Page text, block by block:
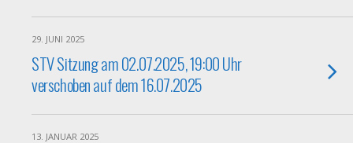
29. JUNI 2025
STV Sitzung am 02.07.2025, 19:00 Uhr
verschoben auf dem 16.07.2025
13. JANUAR 2025